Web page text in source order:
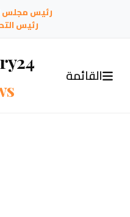
رئيس مجلس
رئيس
القائمة